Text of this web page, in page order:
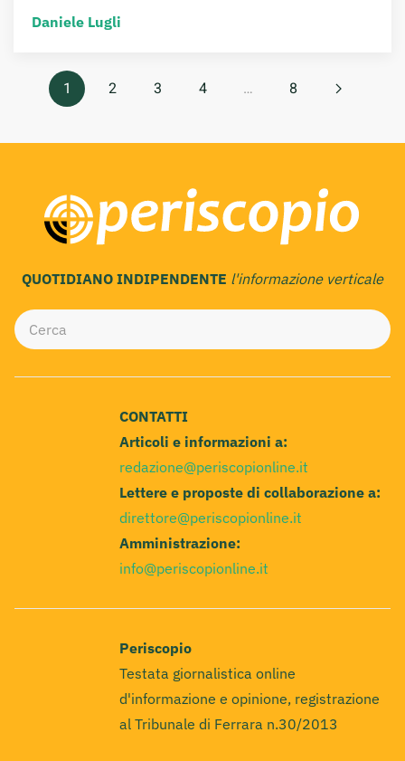
Daniele Lugli
1 2 3 4 … 8
QUOTIDIANO INDIPENDENTE l'informazione verticale
CONTATTI
Articoli e informazioni a:
redazione@periscopionline.it
Lettere e proposte di collaborazione a:
direttore@periscopionline.it
Amministrazione:
info@periscopionline.it
Periscopio
Testata giornalistica online
d'informazione e opinione, registrazione
al Tribunale di Ferrara n.30/2013